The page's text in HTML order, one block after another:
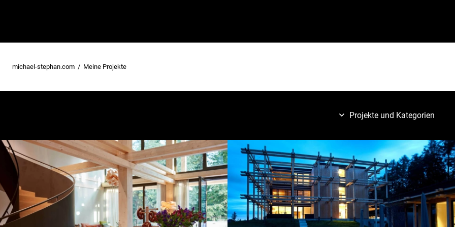
michael-stephan.com Meine Projekte
Projekte und Kategorien